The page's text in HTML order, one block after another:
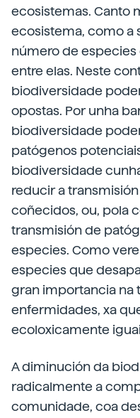
ecosistemas. Canto
ecosistema, como a
número de
entre elas. Neste
biodiversidade
opostas. Por unha
biodiversidade
patógenos
biodiversidade
reducir a
coñecidos, ou, pola
transmisión de
especies. Como
especies que
gran importancia na
enfermidades, xa
ecoloxicamente
A diminución da
radicalmente a
comunidade, coa